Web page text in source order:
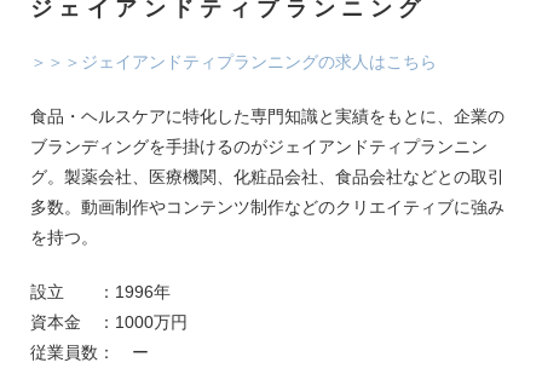
ジェイアンドティプランニング
＞＞＞ジェイアンドティプランニングの求人はこちら
食品・ヘルスケアに特化した専門知識と実績をもとに、企業の
ブランディングを手掛けるのがジェイアンドティプランニン
グ。製薬会社、医療機関、化粧品会社、食品会社などとの取引
多数。動画制作やコンテンツ制作などのクリエイティブに強み
を持つ。
設立 ：1996年
資本金 ：1000万円
従業員数： ー